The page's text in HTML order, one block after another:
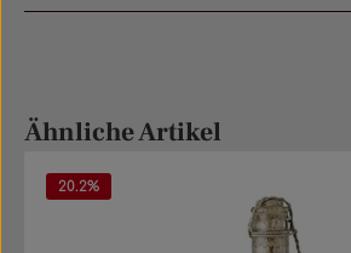
Produktgalerie überspringen
Ähnliche Artikel
20.2%